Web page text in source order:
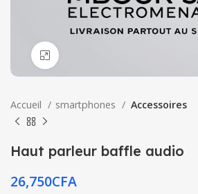
Accueil smartphones Accessoires
Haut parleur baffle audio
26,750CFA